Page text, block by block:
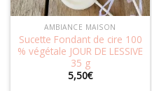
AMBIANCE MAISON
Sucette Fondant de cire 100
% végétale JOUR DE LESSIVE
35 g
5,50€